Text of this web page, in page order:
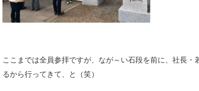
ここまでは全員参拝ですが、なが～い石段を前に、社長・
るから行ってきて、と（笑）